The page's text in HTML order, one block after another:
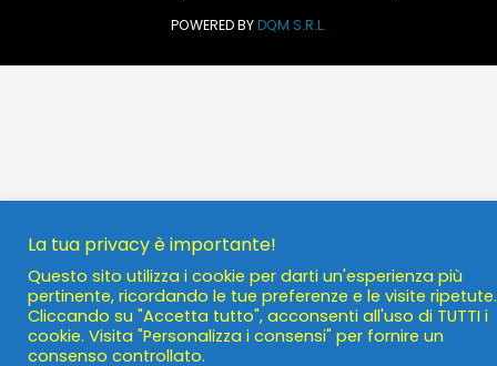
POWERED BYDQM S.R.L.
La tua privacy è importante!
Questo sito utilizza i cookie per darti un'esperienza più
pertinente, ricordando le tue preferenze e le visite ripetute.
Cliccando su "Accetta tutto", acconsenti all'uso di TUTTI i
cookie. Visita "Personalizza i consensi" per fornire un
consenso controllato.